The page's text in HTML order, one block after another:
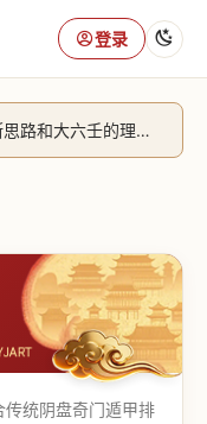
登录
即将新增八字盲派判断思路和大六壬的理气+取像判断思路。[内侧中，捐赠会员可用]2026/6/30
网站升级完成，升级全模块的算法，限时开放用户注册。2026/6/27
统阴盘奇门遁甲排